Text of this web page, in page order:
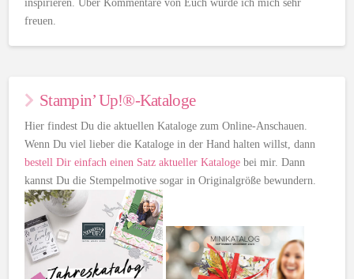
inspirieren. Über Kommentare von Euch würde ich mich sehr
freuen.
Stampin’ Up!®-Kataloge
Hier findest Du die aktuellen Kataloge zum Online-Anschauen.
Wenn Du viel lieber die Kataloge in der Hand halten willst, dann
bestell Dir einfach einen Satz aktueller Kataloge bei mir. Dann
kannst Du die Stempelmotive sogar in Originalgröße bewundern.